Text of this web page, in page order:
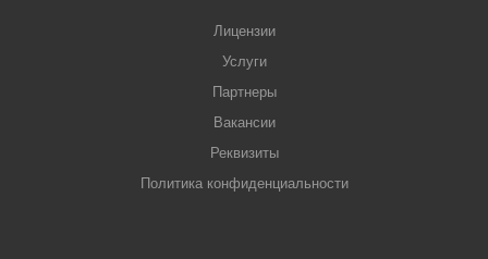
Лицензии
Услуги
Партнеры
Вакансии
Реквизиты
Политика конфиденциальности